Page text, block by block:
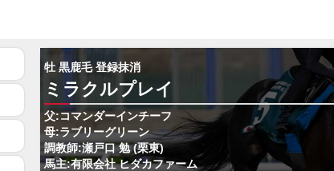
牡 黒鹿毛 登録抹消
ミラクルプレイ
父:コマンダーインチーフ
母:ラブリーグリーン
調教師:瀬戸口 勉 (栗東)
馬主:有限会社 ヒダカファーム